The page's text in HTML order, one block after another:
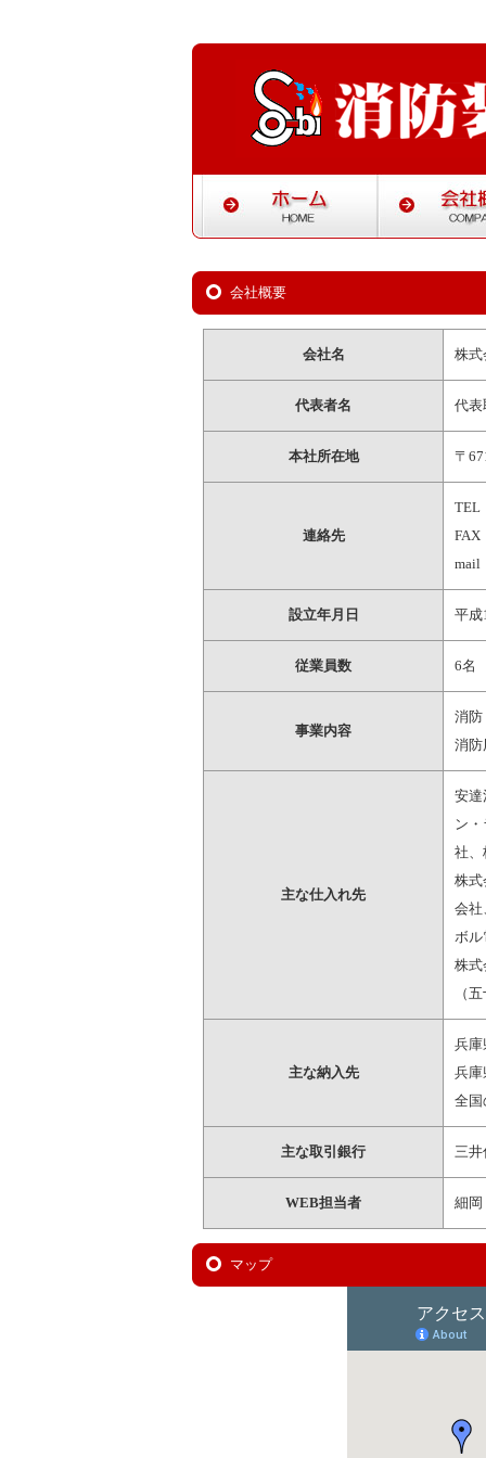
会社概要
会社名 株式
代表者名 代
本社所在地 〒
連絡先
TEL
mail
設立年月日 平成
従業員数 6名
事業内容
消防
消防
主な仕入れ先
安達
ン
社、
株式
会社
ボル
株式
（
主な納入先
兵庫
兵庫
全国
主な取引銀行 三
WEB担当者 細岡
マップ